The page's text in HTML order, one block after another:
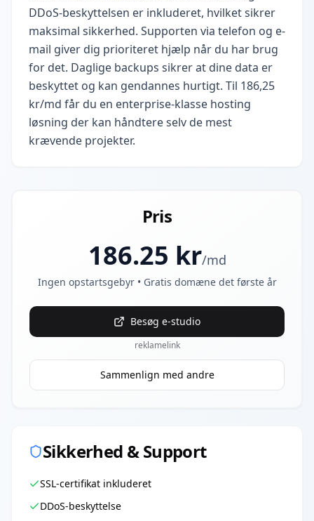
DDoS-beskyttelsen er inkluderet, hvilket sikrer
maksimal sikkerhed. Supporten via telefon og e-
mail giver dig prioriteret hjælp når du har brug
for det. Daglige backups sikrer at dine data er
beskyttet og kan gendannes hurtigt. Til 186,25
kr/md får du en enterprise-klasse hosting
løsning der kan håndtere selv de mest
krævende projekter.
Pris
186.25 kr/md
Ingen opstartsgebyr • Gratis domæne det første år
Besøg e-studio
reklamelink
Sammenlign med andre
Sikkerhed & Support
SSL-certifikat inkluderet
DDoS-beskyttelse